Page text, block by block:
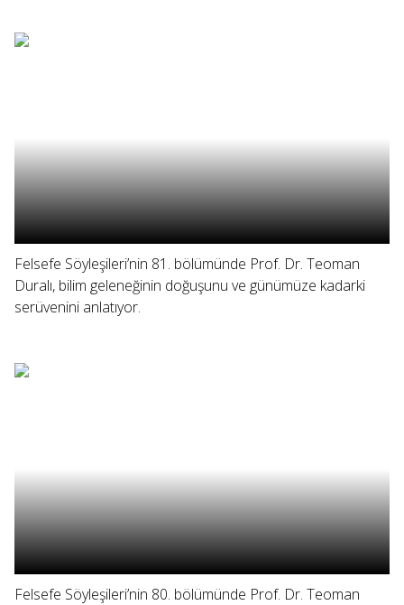
Felsefe Söyleşileri’nin 81. bölümünde Prof. Dr. Teoman
Duralı, bilim geleneğinin doğuşunu ve günümüze kadarki
serüvenini anlatıyor.
Felsefe Söyleşileri’nin 80. bölümünde Prof. Dr. Teoman